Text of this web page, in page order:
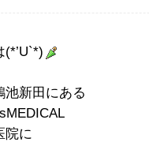
(*’U`*)
池新田にある
院に